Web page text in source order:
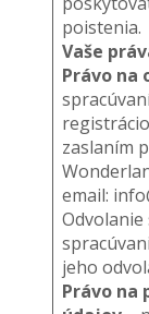
poistenia.
Vaše
Právo na
zaslaním
email:
Odvolanie
jeho
Právo na